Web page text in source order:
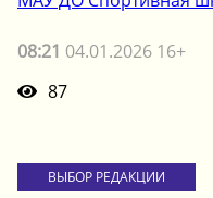
08:21 04.01.2026 16+
87
ВЫБОР РЕДАКЦИИ